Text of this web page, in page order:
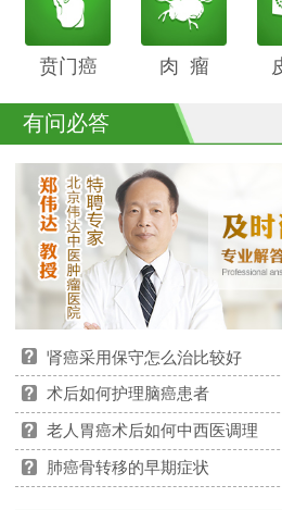
贲门癌 阴茎癌肉 瘤 白
有问必答
肾癌采用保守怎么治比较好
术后如何护理脑癌患者
老人胃癌术后如何中西医调理
肺癌骨转移的早期症状